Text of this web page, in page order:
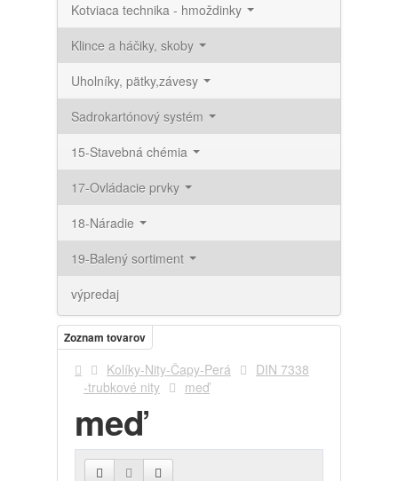
Kotviaca technika - hmoždinky
Klince a háčiky, skoby
Uholníky, pätky,závesy
Sadrokartónový systém
15-Stavebná chémia
17-Ovládacie prvky
18-Náradie
19-Balený sortiment
výpredaj
Zoznam tovarov
Kolíky-Nity-Čapy-Perá
DIN 7338
-trubkové nity
meď
meď